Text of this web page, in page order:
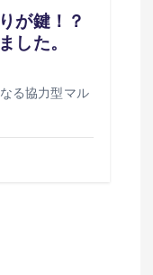
が鍵！？
した。
る協力型マル